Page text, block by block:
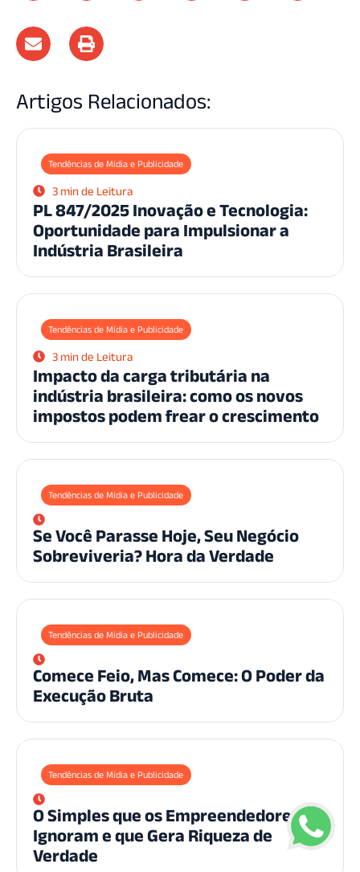
Artigos Relacionados:
Tendências de Mídia e Publicidade
3 min de Leitura
PL 847/2025 Inovação e Tecnologia:
Oportunidade para Impulsionar a
Indústria Brasileira
Tendências de Mídia e Publicidade
3 min de Leitura
Impacto da carga tributária na
indústria brasileira: como os novos
impostos podem frear o crescimento
Tendências de Mídia e Publicidade
Se Você Parasse Hoje, Seu Negócio
Sobreviveria? Hora da Verdade
Tendências de Mídia e Publicidade
Comece Feio, Mas Comece: O Poder da
Execução Bruta
Tendências de Mídia e Publicidade
O Simples que os Empreendedores
Ignoram e que Gera Riqueza de
Verdade